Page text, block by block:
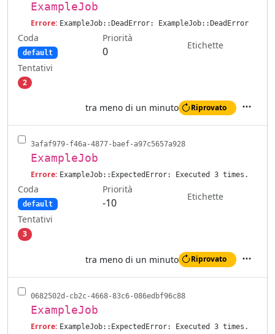
ExampleJob
Errore: ExampleJob::DeadError: ExampleJob::DeadError
Coda
default
Priorità
0
Etichette
Tentativi
2
tra meno di un minuto Riprovato
3afaf979-f46a-4877-baef-a97c5657a928
ExampleJob
Errore: ExampleJob::ExpectedError: Executed 3 times.
Coda
default
Priorità
-10
Etichette
Tentativi
3
tra meno di un minuto Riprovato
0682502d-cb2c-4668-83c6-086edbf96c88
ExampleJob
Errore: ExampleJob::ExpectedError: Executed 3 times.